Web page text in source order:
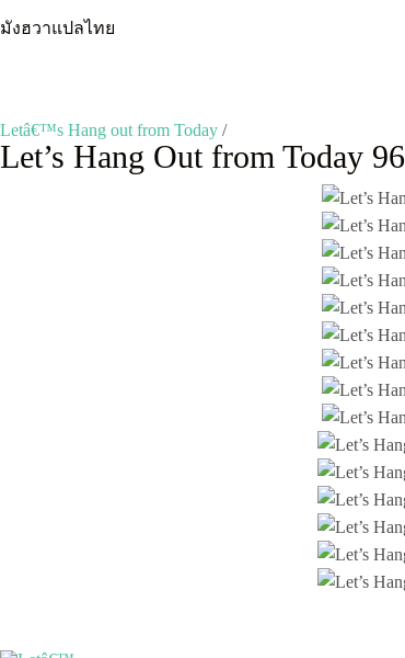
to
มังฮวาแปลไทย
Letâ€™s Hang out from Today /
Let’s Hang Out from Today 96